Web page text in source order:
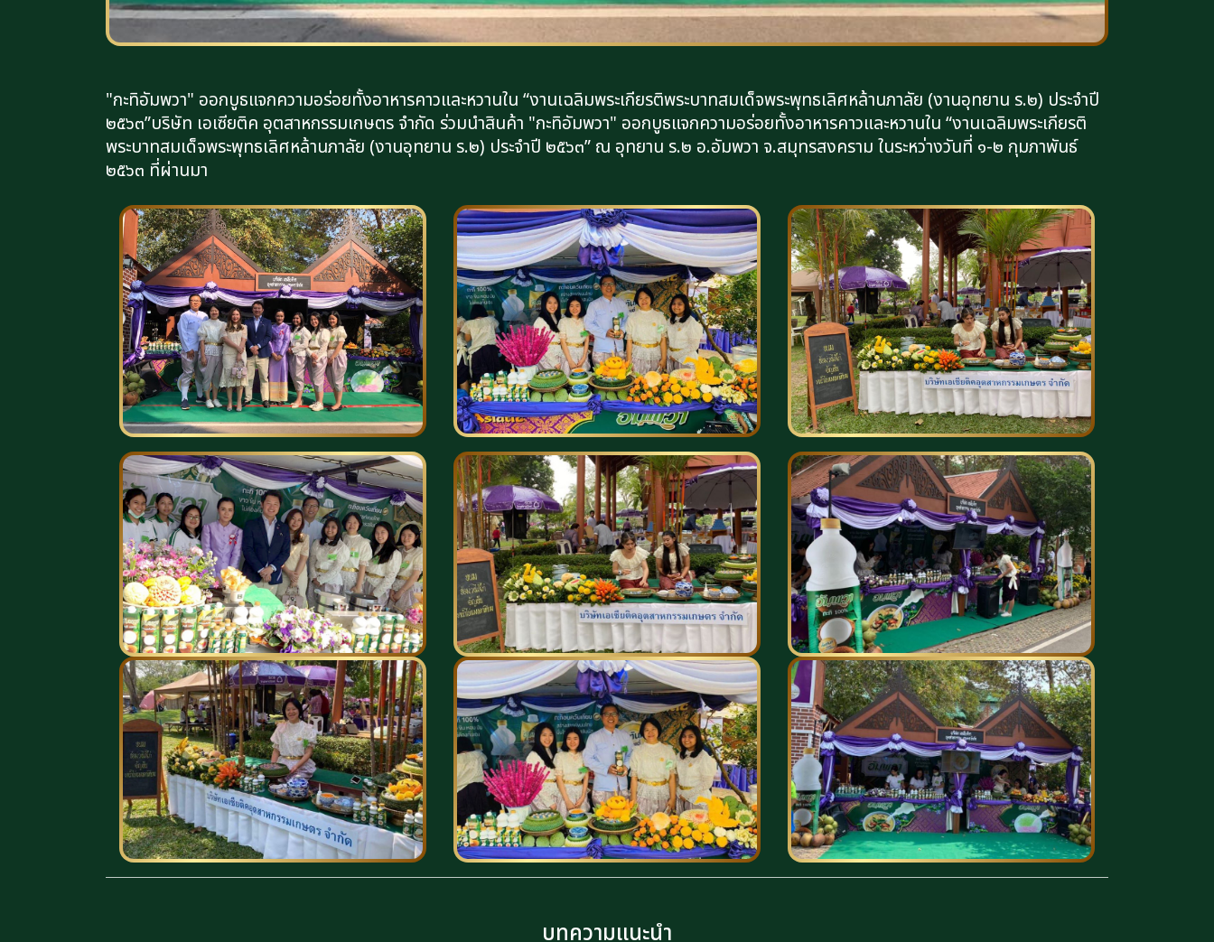
"กะทิอัมพวา" ออกบูธแจกความอร่อยทั้งอาหารคาวและหวานใน “งานเฉลิมพระเกียรติพระบาทสมเด็จพระพุทธเลิศหล้านภาลัย (งานอุทยาน ร.๒) ประจำปี
๒๕๖๓”บริษัท เอเซียติค อุตสาหกรรมเกษตร จำกัด ร่วมนำสินค้า "กะทิอัมพวา" ออกบูธแจกความอร่อยทั้งอาหารคาวและหวานใน “งานเฉลิมพระเกียรติ
พระบาทสมเด็จพระพุทธเลิศหล้านภาลัย (งานอุทยาน ร.๒) ประจำปี ๒๕๖๓” ณ อุทยาน ร.๒ อ.อัมพวา จ.สมุทรสงคราม ในระหว่างวันที่ ๑-๒ กุมภาพันธ์
๒๕๖๓ ที่ผ่านมา
บทความแนะนำ